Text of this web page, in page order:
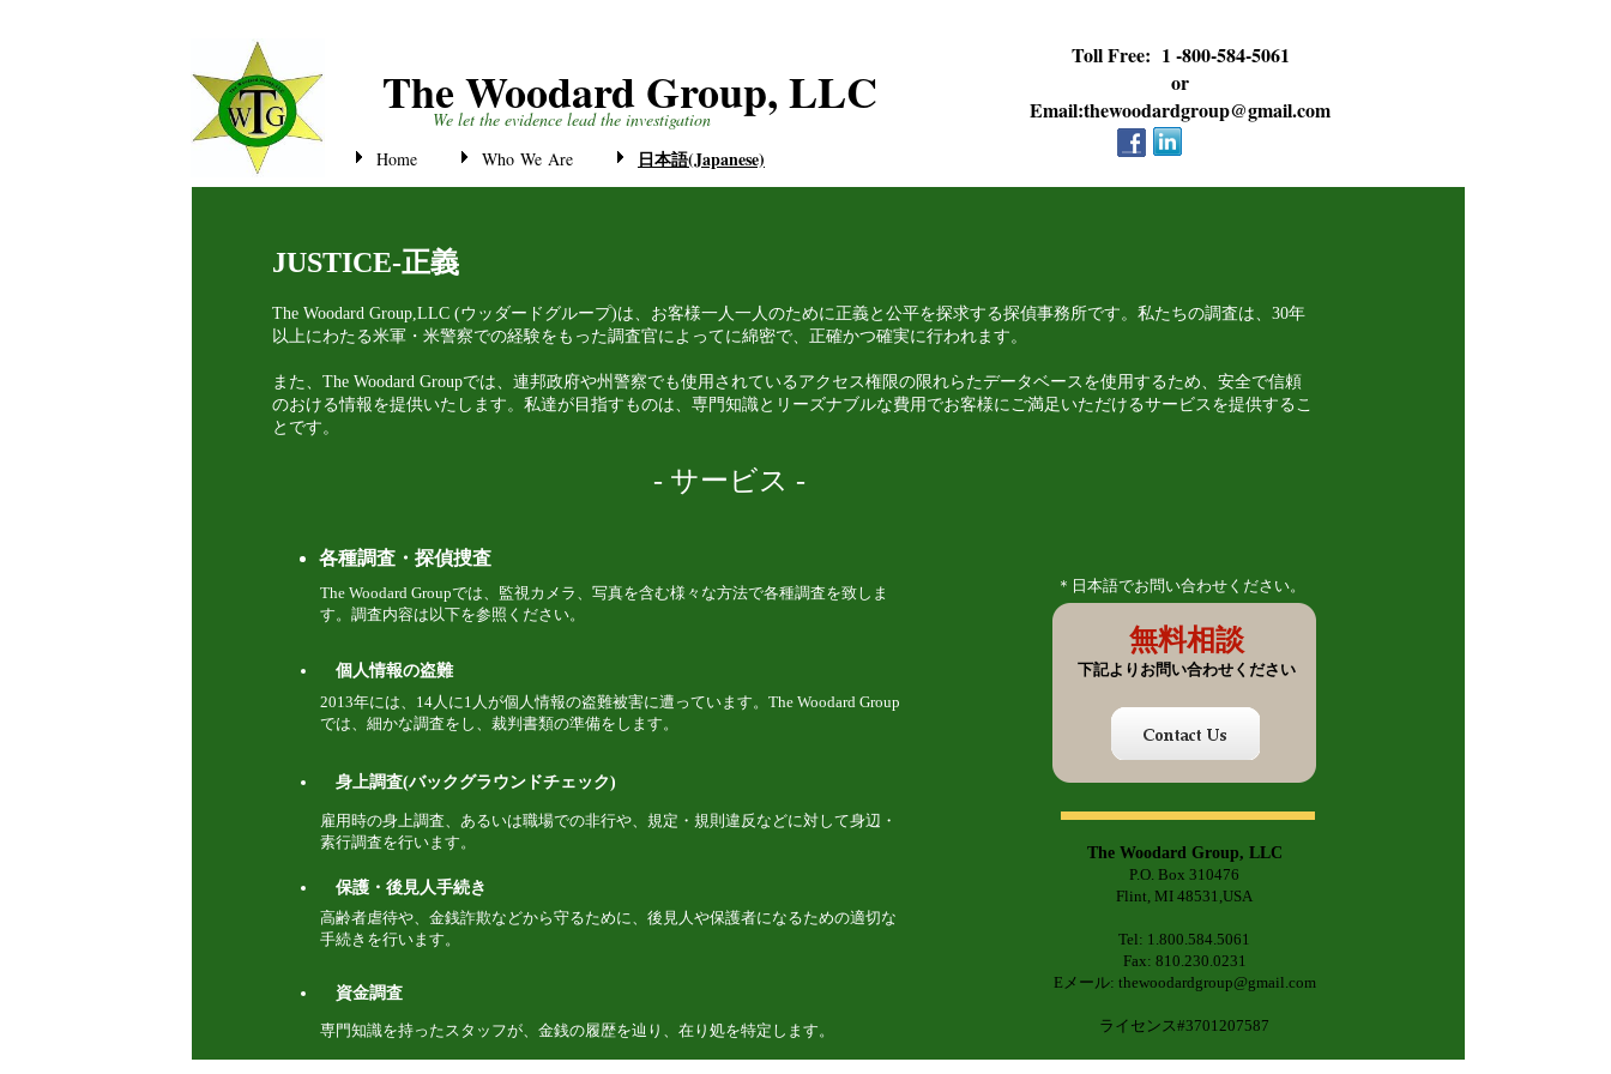
The Woodard Group, LLC
Home Who We Are 日本語(Japanese)
Toll Free: 1 -800-584-5061
or
Email:thewoodardgroup@gmail.com
We let the evidence lead the investigation
JUSTICE-正義
The Woodard Group,LLC (ウッダードグループ)は、お客様一人一人のために正義と公平を探求する探偵事務所です。私たちの調査は、30年
以上にわたる米軍・米警察での経験をもった調査官によってに綿密で、正確かつ確実に行われます。
​また、The Woodard Groupでは、連邦政府や州警察でも使用されているアクセス権限の限れらたデータベースを使用するため、安全で信頼
のおける情報を提供いたします。私達が目指すものは、専門知識とリーズナブルな費用でお客様にご満足いただけるサービスを提供するこ
とです。
- サービス -
各種調査・探偵捜査
個人情報の盗難
2013年には、14人に1人が個人情報の盗難被害に遭っています。The Woodard Group
では、細かな調査をし、裁判書類の準備をします。
The Woodard Groupでは、監視カメラ、写真を含む様々な方法で各種調査を致しま
す。調査内容は以下を参照ください。
身上調査(バックグラウンドチェック)
保護・後見人手続き
資金調査
雇用時の身上調査、あるいは職場での非行や、規定・規則違反などに対して身辺・
素行調査を行います。
​専門知識を持ったスタッフが、金銭の履歴を辿り、在り処を特定します。
​高齢者虐待や、金銭詐欺などから守るために、後見人や保護者になるための適切な
手続きを行います。
＊日本語でお問い合わせください。
無料相談
下記よりお問い合わせください
The Woodard Group, LLC
P.O. Box 310476
Flint, MI 48531,USA
Tel: 1.800.584.5061
Fax: 810.230.0231
Eメール: thewoodardgroup@gmail.com
ライセンス#3701207587